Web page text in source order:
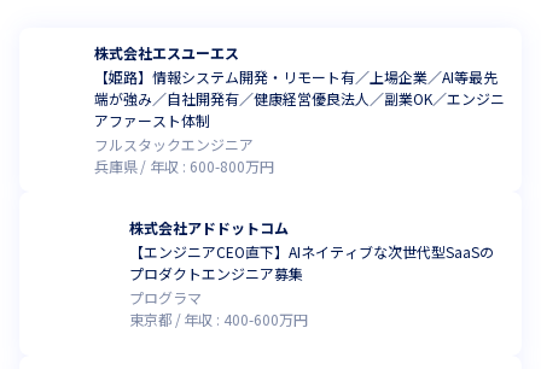
株式会社エスユーエス
【姫路】情報システム開発・リモート有／上場企業／AI等最先
端が強み／自社開発有／健康経営優良法人／副業OK／エンジニ
アファースト体制
フルスタックエンジニア
兵庫県
年収 : 600-800万円
株式会社アドドットコム
【エンジニアCEO直下】AIネイティブな次世代型SaaSの
プロダクトエンジニア募集
プログラマ
東京都
年収 : 400-600万円